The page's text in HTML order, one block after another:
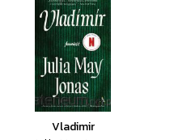
Vladimir